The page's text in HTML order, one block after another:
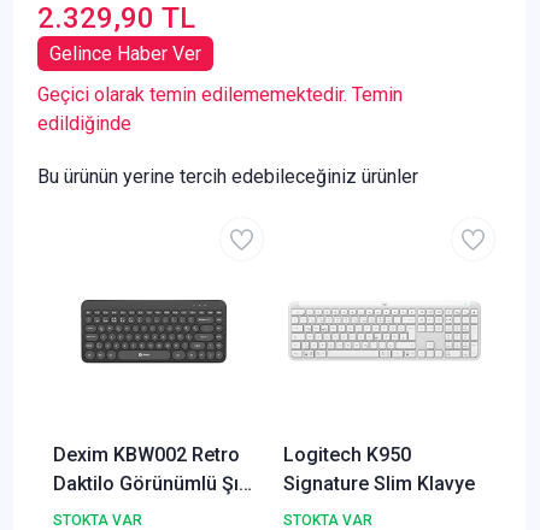
2.329,90 TL
Gelince Haber Ver
Geçici olarak temin edilememektedir. Temin
edildiğinde
Bu ürünün yerine tercih edebileceğiniz ürünler
Dexim KBW002 Retro
Daktilo Görünümlü Şık
ve Kullanışlı Pilli
STOKTA VAR
Logitech K950
Signature Slim Klavye
STOKTA VAR